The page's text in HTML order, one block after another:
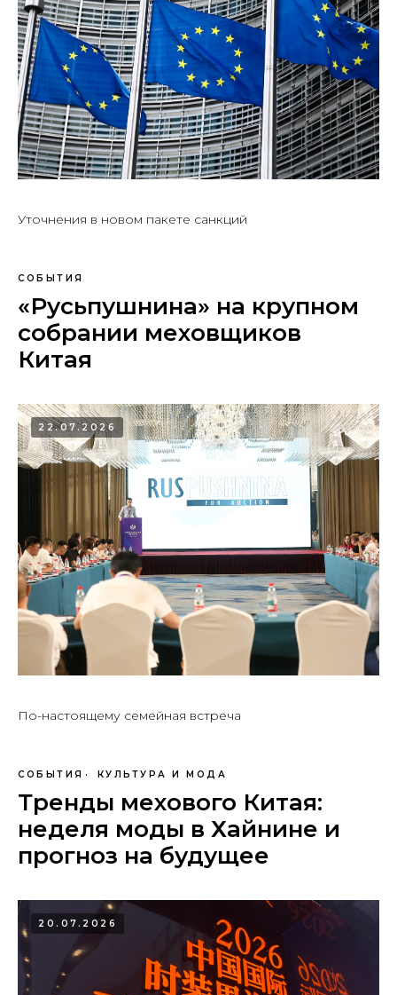
Уточнения в новом пакете санкций
СОБЫТИЯ
«Русьпушнина» на крупном
собрании меховщиков
Китая
22.07.2026
По-настоящему семейная встреча
СОБЫТИЯ КУЛЬТУРА И МОДА
Тренды мехового Китая:
неделя моды в Хайнине и
прогноз на будущее
20.07.2026